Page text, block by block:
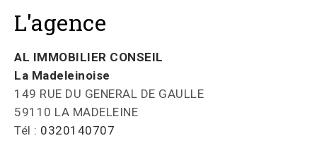
L'agence
AL IMMOBILIER CONSEIL
La Madeleinoise
149 RUE DU GENERAL DE GAULLE
59110 LA MADELEINE
Tél : 0320140707